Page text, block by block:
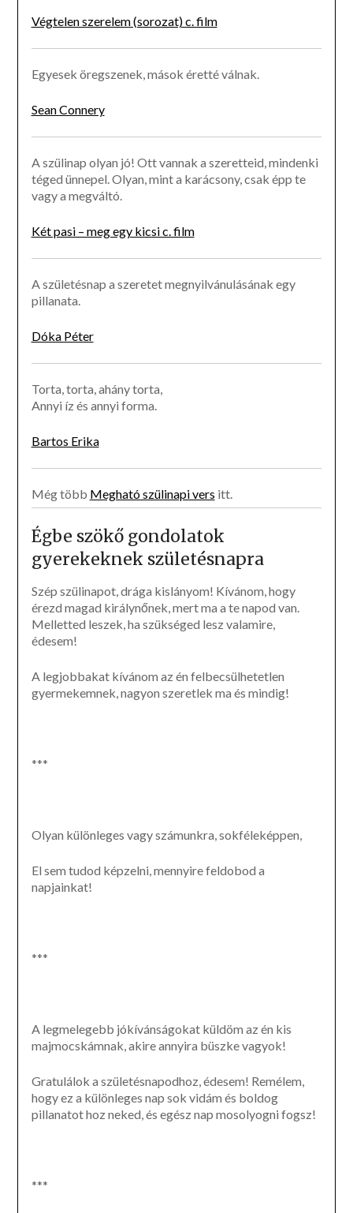
Végtelen szerelem (sorozat) c. film
Egyesek öregszenek, mások éretté válnak.
Sean Connery
A szülinap olyan jó! Ott vannak a szeretteid, mindenki
téged ünnepel. Olyan, mint a karácsony, csak épp te
vagy a megváltó.
Két pasi – meg egy kicsi c. film
A születésnap a szeretet megnyilvánulásának egy
pillanata.
Dóka Péter
Torta, torta, ahány torta,
Annyi íz és annyi forma.
Bartos Erika
Még több Megható szülinapi vers itt.
Égbe szökő gondolatok
gyerekeknek születésnapra
Szép szülinapot, drága kislányom! Kívánom, hogy
érezd magad királynőnek, mert ma a te napod van.
Melletted leszek, ha szükséged lesz valamire,
édesem!
A legjobbakat kívánom az én felbecsülhetetlen
gyermekemnek, nagyon szeretlek ma és mindig!
***
Olyan különleges vagy számunkra, sokféleképpen,
El sem tudod képzelni, mennyire feldobod a
napjainkat!
***
A legmelegebb jókívánságokat küldöm az én kis
majmocskámnak, akire annyira büszke vagyok!
Gratulálok a születésnapodhoz, édesem! Remélem,
hogy ez a különleges nap sok vidám és boldog
pillanatot hoz neked, és egész nap mosolyogni fogsz!
***